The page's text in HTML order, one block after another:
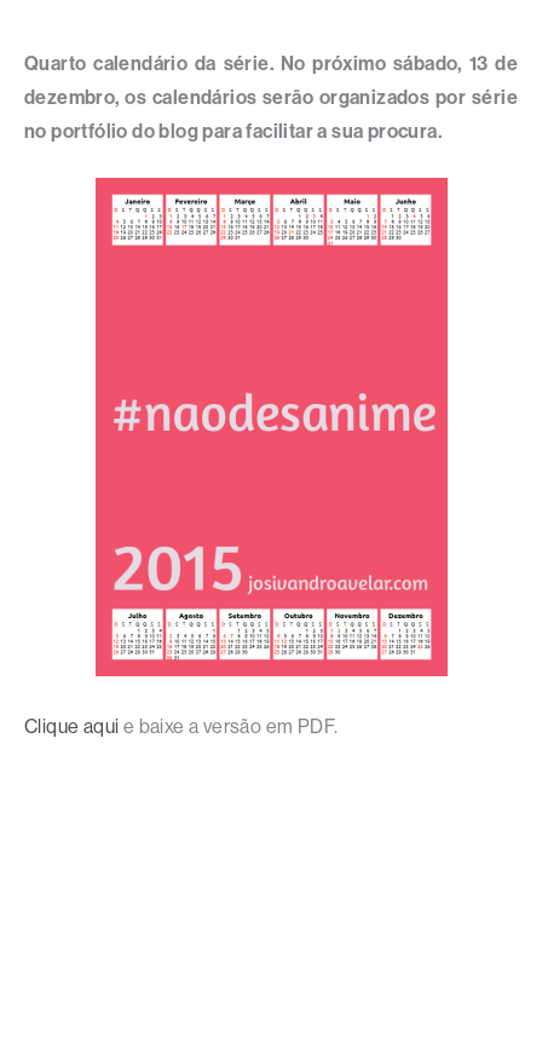
Quarto calendário da série. No próximo sábado, 13 de
dezembro, os calendários serão organizados por série
no portfólio do blog para facilitar a sua procura.
Clique aqui e baixe a versão em PDF.